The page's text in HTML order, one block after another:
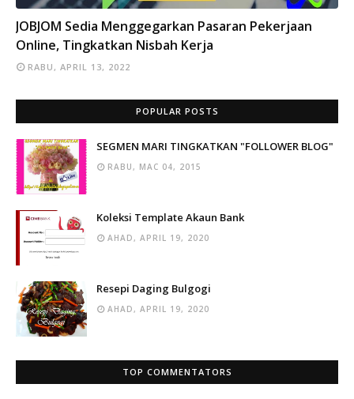
INFO
JOBJOM Sedia Menggegarkan Pasaran Pekerjaan
Online, Tingkatkan Nisbah Kerja
RABU, APRIL 13, 2022
POPULAR POSTS
SEGMEN MARI TINGKATKAN "FOLLOWER BLOG"
RABU, MAC 04, 2015
Koleksi Template Akaun Bank
AHAD, APRIL 19, 2020
Resepi Daging Bulgogi
AHAD, APRIL 19, 2020
TOP COMMENTATORS